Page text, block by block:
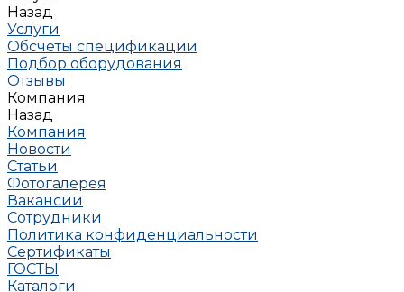
Назад
Услуги
Обсчеты спецификации
Подбор оборудования
Отзывы
Компания
Назад
Компания
Новости
Статьи
Фотогалерея
Вакансии
Сотрудники
Политика конфиденциальности
Сертификаты
ГОСТЫ
Каталоги